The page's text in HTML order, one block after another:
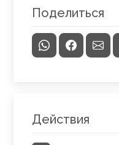
Поделиться
Действия